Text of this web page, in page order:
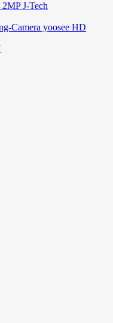
J-Tech
Camera yoosee HD